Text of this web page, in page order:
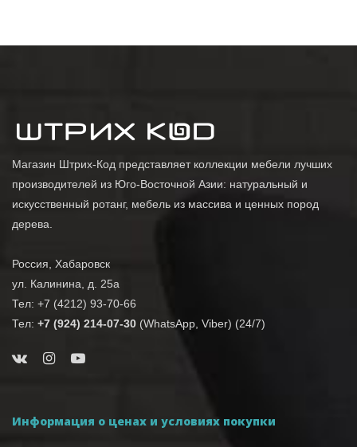
Магазин Штрих-Код представляет коллекции мебели лучших
производителей из Юго-Восточной Азии: натуральный и
искусственный ротанг, мебель из массива и ценных пород
дерева.
Россия, Хабаровск
ул. Калинина, д. 25а
Тел: +7 (4212) 93-70-66
Тел: +7 (924) 214-07-30 (WhatsApp, Viber) (24/7)
Информация о ценах и условиях покупки